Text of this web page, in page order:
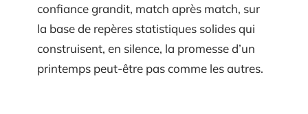
confiance grandit, match après match, sur
la base de repères statistiques solides qui
construisent, en silence, la promesse d’un
printemps peut-être pas comme les autres.